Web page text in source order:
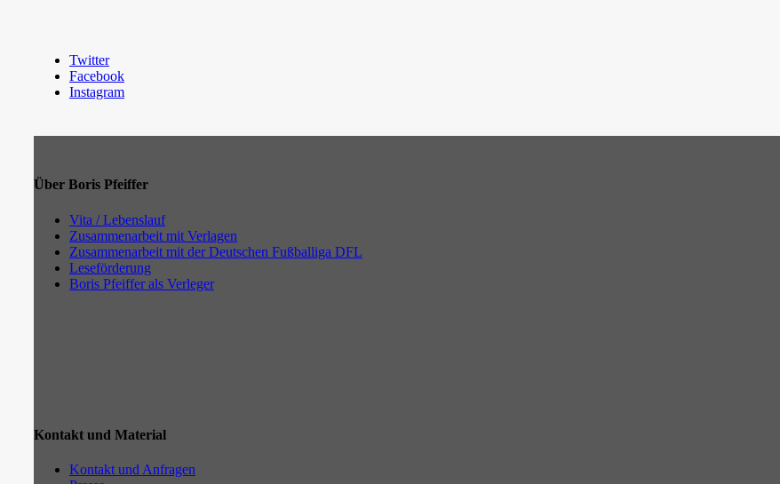
Twitter
Facebook
Instagram
Über Boris Pfeiffer
Vita / Lebenslauf
Zusammenarbeit mit Verlagen
Zusammenarbeit mit der Deutschen Fußballiga DFL
Leseförderung
Boris Pfeiffer als Verleger
Kontakt und Material
Kontakt und Anfragen